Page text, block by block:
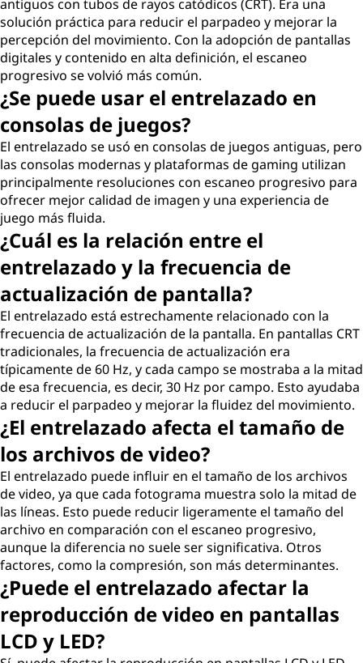
antiguos con tubos de rayos catódicos (CRT). Era una
solución práctica para reducir el parpadeo y mejorar la
percepción del movimiento. Con la adopción de pantallas
digitales y contenido en alta definición, el escaneo
progresivo se volvió más común.
¿Se puede usar el entrelazado en
consolas de juegos?
El entrelazado se usó en consolas de juegos antiguas, pero
las consolas modernas y plataformas de gaming utilizan
principalmente resoluciones con escaneo progresivo para
ofrecer mejor calidad de imagen y una experiencia de
juego más fluida.
¿Cuál es la relación entre el
entrelazado y la frecuencia de
actualización de pantalla?
El entrelazado está estrechamente relacionado con la
frecuencia de actualización de la pantalla. En pantallas CRT
tradicionales, la frecuencia de actualización era
típicamente de 60 Hz, y cada campo se mostraba a la mitad
de esa frecuencia, es decir, 30 Hz por campo. Esto ayudaba
a reducir el parpadeo y mejorar la fluidez del movimiento.
¿El entrelazado afecta el tamaño de
los archivos de video?
El entrelazado puede influir en el tamaño de los archivos
de video, ya que cada fotograma muestra solo la mitad de
las líneas. Esto puede reducir ligeramente el tamaño del
archivo en comparación con el escaneo progresivo,
aunque la diferencia no suele ser significativa. Otros
factores, como la compresión, son más determinantes.
¿Puede el entrelazado afectar la
reproducción de video en pantallas
LCD y LED?